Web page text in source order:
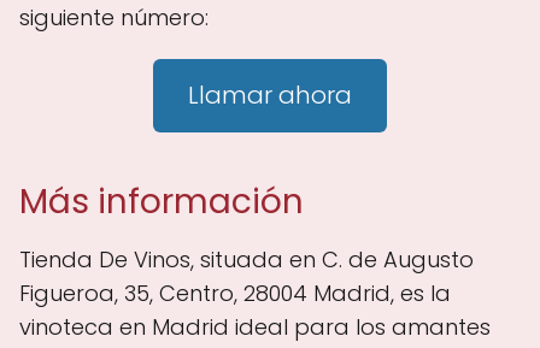
siguiente número:
Llamar ahora
Más información
Tienda De Vinos, situada en C. de Augusto
Figueroa, 35, Centro, 28004 Madrid, es la
vinoteca en Madrid ideal para los amantes